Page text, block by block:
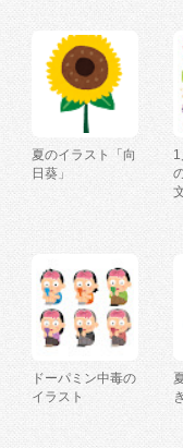
夏のイラスト「向
日葵」
ドーパミン中毒の
イラスト